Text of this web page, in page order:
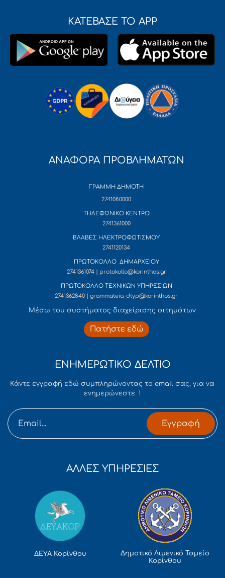
ΚΑΤΕΒΑΣΕ ΤΟ APP
ΑΝΑΦΟΡΑ ΠΡΟΒΛΗΜΑΤΩΝ
ΓΡΑΜΜΗ ΔΗΜΟΤΗ
2741080000
ΤΗΛΕΦΩΝΙΚΟ ΚΕΝΤΡΟ
2741361000
ΒΛΑΒΕΣ ΗΛΕΚΤΡΟΦΩΤΙΣΜΟΥ
2741120134
ΠΡΩΤΟΚΟΛΛΟ ΔΗΜΑΡΧΕΙΟΥ
2741361074 | protokollo@korinthos.gr
ΠΡΩΤΟΚΟΛΛΟ ΤΕΧΝΙΚΩΝ ΥΠΗΡΕΣΙΩΝ
2741362840 | grammateia_dtyp@korinthos.gr
Mέσω του συστήματος διαχείρισης αιτημάτων
Πατήστε εδώ
ΕΝΗΜΕΡΩΤΙΚΟ ΔΕΛΤΙΟ
Κάντε εγγραφή εδώ συμπληρώνοντας το email σας, για να
ενημερώνεστε !
Εγγραφή
ΑΛΛΕΣ ΥΠΗΡΕΣΙΕΣ
ΔΕΥΑ Κορίνθου
Δημοτικό Λιμενικό Ταμείο
Κορίνθου